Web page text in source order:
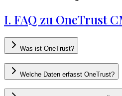
I. FAQ zu OneTrust
Was ist OneTrust?
Welche Daten erfasst OneTrust?